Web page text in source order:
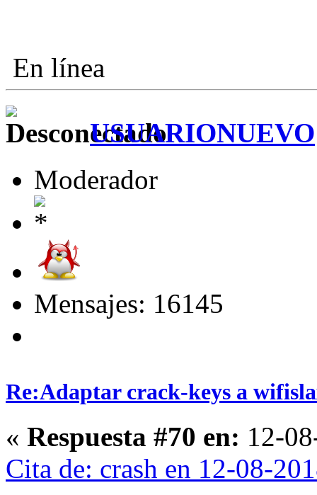
En línea
USUARIONUEVO
Moderador
Mensajes: 16145
Re:Adaptar crack-keys a
« Respuesta #70 en: 12-
Cita de: crash en 12-08-